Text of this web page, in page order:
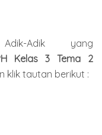
Adik yang
Kelas 3 Tema 2
klik tautan berikut :